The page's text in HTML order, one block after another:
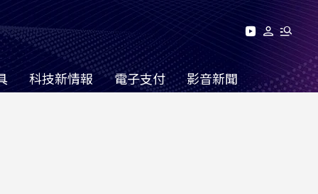
科技新情報 電子支付 影音新聞